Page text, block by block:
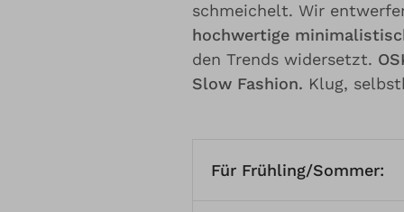
schmeichelt. Wir
hochwertige
den Trends widersetzt.
Slow Fashion. Klug,
Für Frühling/Sommer: